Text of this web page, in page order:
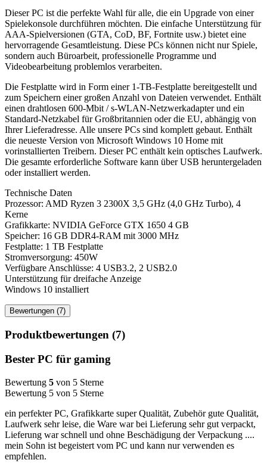
Dieser PC ist die perfekte Wahl für alle, die ein Upgrade von einer
Spielekonsole durchführen möchten. Die einfache Unterstützung für
AAA-Spielversionen (GTA, CoD, BF, Fortnite usw.) bietet eine
hervorragende Gesamtleistung. Diese PCs können nicht nur Spiele,
sondern auch Büroarbeit, professionelle Programme und
Videobearbeitung problemlos verarbeiten.
Die Festplatte wird in Form einer 1-TB-Festplatte bereitgestellt und
zum Speichern einer großen Anzahl von Dateien verwendet. Enthält
einen drahtlosen 600-Mbit / s-WLAN-Netzwerkadapter und ein
Standard-Netzkabel für Großbritannien oder die EU, abhängig von
Ihrer Lieferadresse. Alle unsere PCs sind komplett gebaut. Enthält
die neueste Version von Microsoft Windows 10 Home mit
vorinstallierten Treibern. Dieser PC enthält kein optisches Laufwerk.
Die gesamte erforderliche Software kann über USB heruntergeladen
oder installiert werden.
Technische Daten
Prozessor: AMD Ryzen 3 2300X 3,5 GHz (4,0 GHz Turbo), 4
Kerne
Grafikkarte: NVIDIA GeForce GTX 1650 4 GB
Speicher: 16 GB DDR4-RAM mit 3000 MHz
Festplatte: 1 TB Festplatte
Stromversorgung: 450W
Verfügbare Anschlüsse: 4 USB3.2, 2 USB2.0
Unterstützung für dreifache Anzeige
Windows 10 installiert
Bewertungen (7)
Produktbewertungen (7)
Bester PC für gaming
Bewertung 5 von 5 Sterne
Bewertung 5 von 5 Sterne
ein perfekter PC, Grafikkarte super Qualität, Zubehör gute Qualität,
Laufwerk sehr leise, die Ware war bei Lieferung sehr gut verpackt,
Lieferung war schnell und ohne Beschädigung der Verpackung ....
mein Sohn ist begeistert vom PC und kann nur verwenden es
empfehlen.